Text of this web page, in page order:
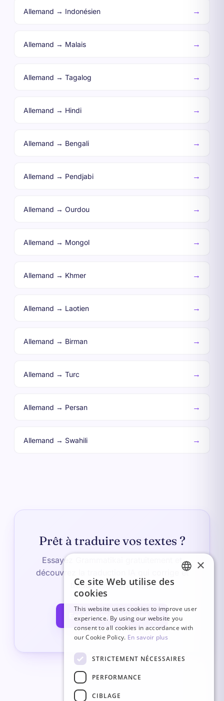
Allemand → Indonésien →
Allemand → Malais →
Allemand → Tagalog →
Allemand → Hindi →
Allemand → Bengali →
Allemand → Pendjabi →
Allemand → Ourdou →
Allemand → Mongol →
Allemand → Khmer →
Allemand → Laotien →
Allemand → Birman →
Allemand → Turc →
Allemand → Persan →
Allemand → Swahili →
Prêt à traduire vos textes ?
Essayez Grammatikai gratuitement et
découvrez la traduction IA qui corrige et
traduit simultanément.
Essayer gratuitement
×
Ce site Web utilise des
cookies
This website uses cookies to improve user
experience. By using our website you
consent to all cookies in accordance with
our Cookie Policy. En savoir plus
STRICTEMENT NÉCESSAIRES
PERFORMANCE
CIBLAGE